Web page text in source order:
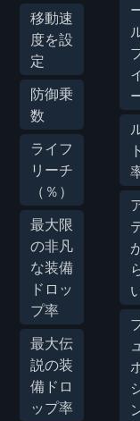
移動速
度を設
定
防御乗
数
ライフ
リーチ
（％）
最大限
の非凡
な装備
ドロッ
プ率
最大伝
説の装
備ドロ
ップ率